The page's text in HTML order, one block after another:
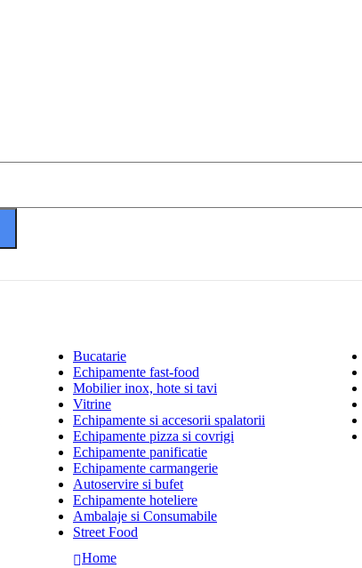
Bucatarie
Echipamente fast-food
Mobilier inox, hote si tavi
Vitrine
Echipamente si accesorii spalatorii
Echipamente pizza si covrigi
Echipamente panificatie
Echipamente carmangerie
Autoservire si bufet
Echipamente hoteliere
Ambalaje si Consumabile
Street Food
Home